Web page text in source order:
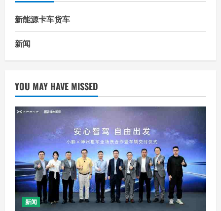
新能源卡车货车
新闻
YOU MAY HAVE MISSED
新闻